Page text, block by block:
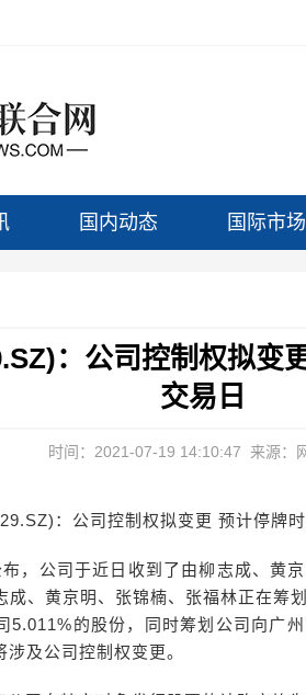
国内动态 国际市场
：公司控制权拟变
交易日
时间：2021-07-19 14:10:47 来源：
：公司控制权拟变更 预计停牌
，公司于近日收到了由柳志成、黄
成、黄京明、张锦楠、张福林正在筹
5.011%的股份，同时筹划公司向广
及公司控制权变更。